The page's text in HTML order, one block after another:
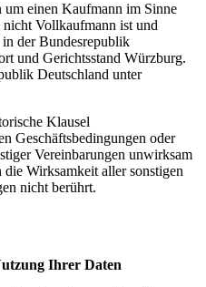
um einen Kaufmann im Sinne
Vollkaufmann ist und
der Bundesrepublik
und Gerichtsstand Würzburg.
Deutschland unter
Klausel
Geschäftsbedingungen oder
Vereinbarungen unwirksam
Wirksamkeit aller sonstigen
nicht berührt.
Ihrer Daten